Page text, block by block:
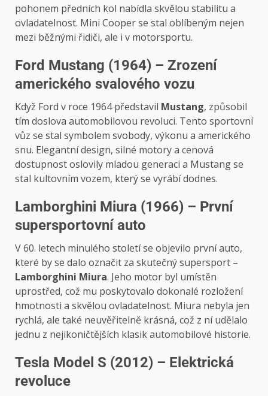
pohonem předních kol nabídla skvělou stabilitu a
ovladatelnost. Mini Cooper se stal oblíbeným nejen
mezi běžnými řidiči, ale i v motorsportu.
Ford Mustang (1964) – Zrození
amerického svalového vozu
Když Ford v roce 1964 představil Mustang, způsobil
tím doslova automobilovou revoluci. Tento sportovní
vůz se stal symbolem svobody, výkonu a amerického
snu. Elegantní design, silné motory a cenová
dostupnost oslovily mladou generaci a Mustang se
stal kultovním vozem, který se vyrábí dodnes.
Lamborghini Miura (1966) – První
supersportovní auto
V 60. letech minulého století se objevilo první auto,
které by se dalo označit za skutečný supersport –
Lamborghini Miura. Jeho motor byl umístěn
uprostřed, což mu poskytovalo dokonalé rozložení
hmotnosti a skvělou ovladatelnost. Miura nebyla jen
rychlá, ale také neuvěřitelně krásná, což z ní udělalo
jednu z nejikoničtějších klasik automobilové historie.
Tesla Model S (2012) – Elektrická
revoluce